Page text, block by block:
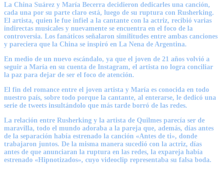
La China Suárez y María Becerra decidieron dedicarles una canción,
cada una por su parte claro está, luego de su ruptura con Rusherking.
El artista, quien le fue infiel a la cantante con la actriz, recibió varias
indirectas musicales y nuevamente se encuentra en el foco de la
controversia. Los fanáticos señalaron similitudes entre ambas canciones
y pareciera que la China se inspiró en La Nena de Argentina.
En medio de un nuevo escándalo, ya que el joven de 21 años volvió a
seguir a María en su cuenta de Instagram, el artista no logra conciliar
la paz para dejar de ser el foco de atención.
El fin del romance entre el joven artista y María es conocida en todo
nuestro país, sobre todo porque la cantante, al enterarse, le dedicó una
serie de tweets insultándolo que más tarde borró de las redes.
La relación entre Rusherking y la artista de Quilmes parecía ser de
maravilla, todo el mundo adoraba a la pareja que, además, días antes
de la separación había estrenado la canción «Antes de ti», donde
trabajaron juntos. De la misma manera sucedió con la actriz, días
antes de que anunciaran la ruptura en las redes, la expareja había
estrenado «Hipnotizados», cuyo videoclip representaba su falsa boda.